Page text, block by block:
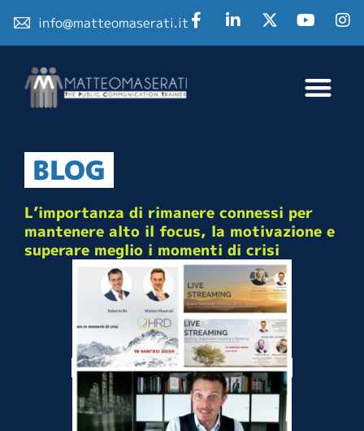
info@matteomaserati.it
BLOG
L’importanza di rimanere connessi per
mantenere alto il focus, la motivazione e
superare meglio i momenti di crisi